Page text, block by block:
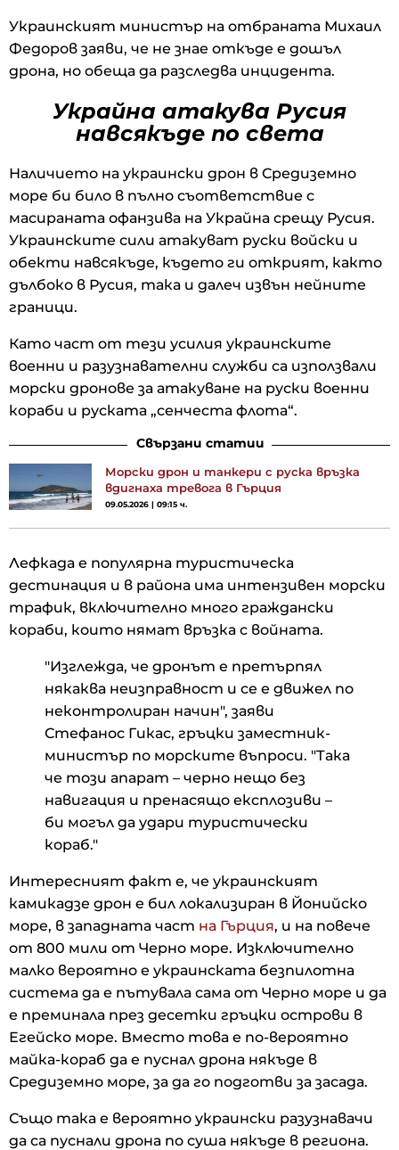
Украинският министър на отбраната Михаил
Федоров заяви, че не знае откъде е дошъл
дрона, но обеща да разследва инцидента.
Украйна атакува Русия
навсякъде по света
Наличието на украински дрон в Средиземно
море би било в пълно съответствие с
масираната офанзива на Украйна срещу Русия.
Украинските сили атакуват руски войски и
обекти навсякъде, където ги открият, както
дълбоко в Русия, така и далеч извън нейните
граници.
Като част от тези усилия украинските
военни и разузнавателни служби са използвали
морски дронове за атакуване на руски военни
кораби и руската „сенчеста флота“.
Свързани статии
Морски дрон и танкери с руска връзка
вдигнаха тревога в Гърция
09.05.2026 | 09:15 ч.
Лефкада е популярна туристическа
дестинация и в района има интензивен морски
трафик, включително много граждански
кораби, които нямат връзка с войната.
"Изглежда, че дронът е претърпял
някаква неизправност и се е движел по
неконтролиран начин", заяви
Стефанос Гикас, гръцки заместник-
министър по морските въпроси. "Така
че този апарат – черно нещо без
навигация и пренасящо експлозиви –
би могъл да удари туристически
кораб."
Интересният факт е, че украинският
камикадзе дрон е бил локализиран в Йонийско
море, в западната част на Гърция, и на повече
от 800 мили от Черно море. Изключително
малко вероятно е украинската безпилотна
система да е пътувала сама от Черно море и да
е преминала през десетки гръцки острови в
Егейско море. Вместо това е по-вероятно
майка-кораб да е пуснал дрона някъде в
Средиземно море, за да го подготви за засада.
Също така е вероятно украински разузнавачи
да са пуснали дрона по суша някъде в региона.